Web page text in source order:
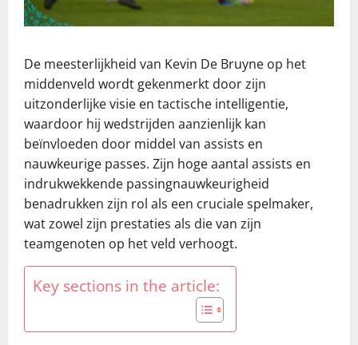
De meesterlijkheid van Kevin De Bruyne op het
middenveld wordt gekenmerkt door zijn
uitzonderlijke visie en tactische intelligentie,
waardoor hij wedstrijden aanzienlijk kan
beïnvloeden door middel van assists en
nauwkeurige passes. Zijn hoge aantal assists en
indrukwekkende passingnauwkeurigheid
benadrukken zijn rol als een cruciale spelmaker,
wat zowel zijn prestaties als die van zijn
teamgenoten op het veld verhoogt.
Key sections in the article: